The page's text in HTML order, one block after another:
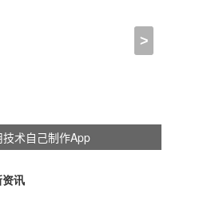
>
器，淘宝客系统全新上线
资讯